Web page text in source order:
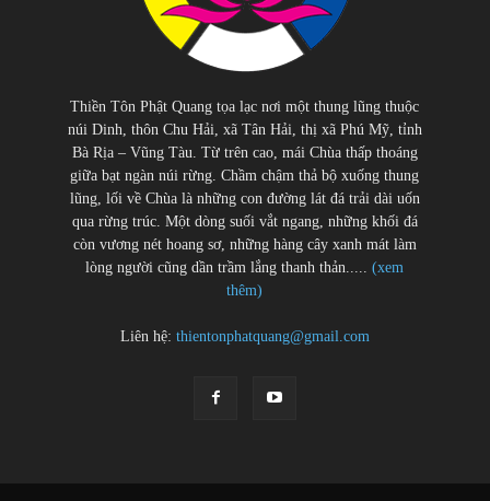
Thiền Tôn Phật Quang tọa lạc nơi một thung lũng thuộc
núi Dinh, thôn Chu Hải, xã Tân Hải, thị xã Phú Mỹ, tỉnh
Bà Rịa – Vũng Tàu. Từ trên cao, mái Chùa thấp thoáng
giữa bạt ngàn núi rừng. Chầm chậm thả bộ xuống thung
lũng, lối về Chùa là những con đường lát đá trải dài uốn
qua rừng trúc. Một dòng suối vắt ngang, những khối đá
còn vương nét hoang sơ, những hàng cây xanh mát làm
lòng người cũng dần trầm lắng thanh thản.....(xem
thêm)
Liên hệ: thientonphatquang@gmail.com